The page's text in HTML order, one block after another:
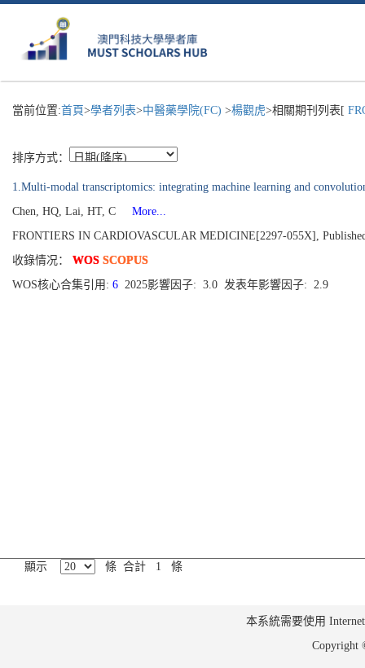
當前位置:首頁>學者列表>中醫藥學院(FC) >楊觀虎>相關期刊列表[
排序方式：
1.Multi-modal transcriptomics: integrating machine learning and
Chen, HQ, Lai, HT, C
More...
FRONTIERS IN CARDIOVASCULAR MEDICINE[2297-055X],
收錄情况： WOS SCOPUS
WOS核心合集引用: 6 2025影響因子: 3.0 发表年影響因子: 2.9
顯示 條 合計 1 條
本系統需要使用
Copyright